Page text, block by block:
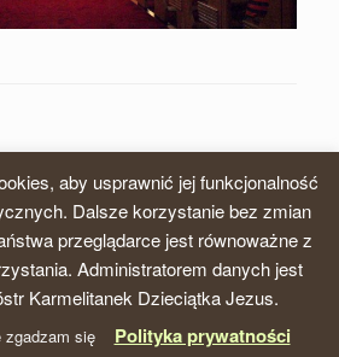
Karmelitanek Dzieciątka Jezus, Prowincja
krakowska
aby usprawnić jej funkcjonalność
Dalsze korzystanie bez zmian
przeglądarce jest równoważne z
Administratorem danych jest
Karmelitanek Dzieciątka Jezus.
zgadzam się Polityka prywatności